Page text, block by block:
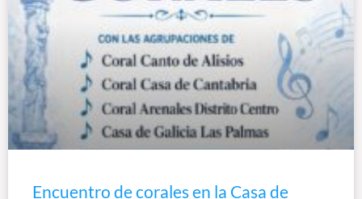
Encuentro de corales en la Casa de